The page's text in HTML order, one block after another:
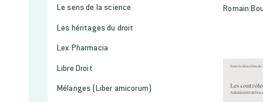
Le sens de la science
Les héritages du droit
Lex Pharmacia
Libre Droit
Mélanges (Liber amicorum)
Romain